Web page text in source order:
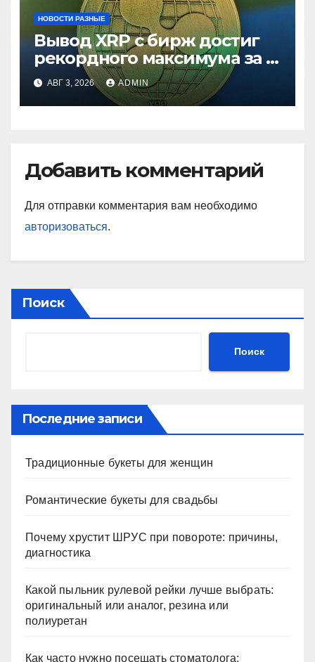
НОВОСТИ РАЗНЫЕ
Вывод XRP с бирж достиг
рекордного максимума за 5
летАВГ 3, 2026 ADMIN
Добавить комментарий
Для отправки комментария вам необходимо
авторизоваться.
Поиск
Поиск
Последние записи
Традиционные букеты для женщин
Романтические букеты для свадьбы
Почему хрустит ШРУС при повороте: причины,
диагностика
Какой пыльник рулевой рейки лучше выбрать:
оригинальный или аналог, резина или
полиуретан
Как часто нужно посещать стоматолога: